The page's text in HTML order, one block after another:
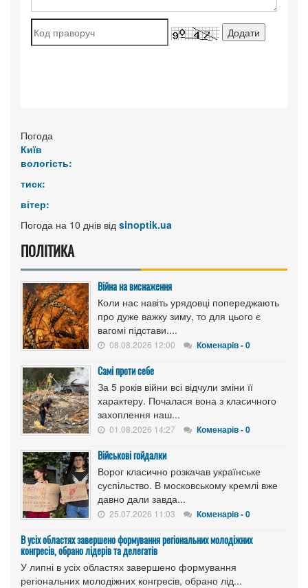
Погода
Київ
вологість:
тиск:
вітер:
Погода на 10 днів від sinoptik.ua
ПОЛІТИКА
Війна на виснаження
Коли нас навіть урядовці попереджають
про дуже важку зиму, то для цього є
вагомі підстави....
08.08.2026 12:00 Коменарів - 0
Самі проти себе
За 5 років війни всі відчули зміни її
характеру. Почалася вона з класичного
захоплення наш...
01.08.2026 14:27 Коменарів - 0
Військові гойдалки
Ворог класично розкачав українське
суспільство. В московському кремлі вже
давно дали завда...
25.07.2026 11:03 Коменарів - 0
В усіх областях завершено формування регіональних молодіжних
конгресів, обрано лідерів та делегатів
У липні в усіх областях завершено формування
регіональних молодіжних конгресів, обрано лід...